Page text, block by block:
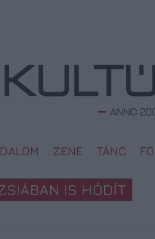
ZENE TÁNC
IS HÓDÍT